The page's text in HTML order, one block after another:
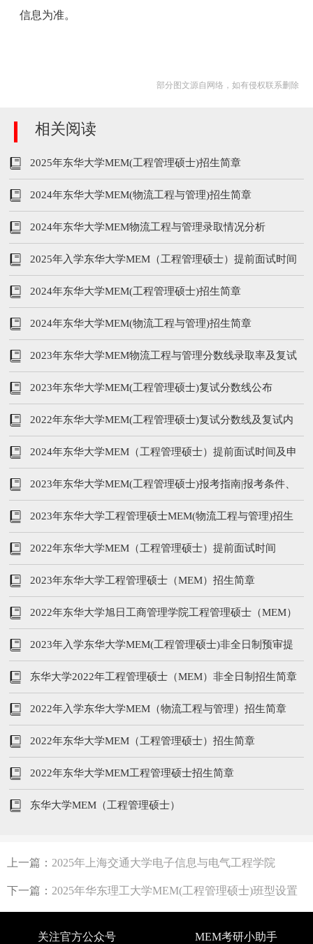
信息为准。
部分图文源自网络，如有侵权联系删除
相关阅读
2025年东华大学MEM(工程管理硕士)招生简章
2024年东华大学MEM(物流工程与管理)招生简章
2024年东华大学MEM物流工程与管理录取情况分析
2025年入学东华大学MEM（工程管理硕士）提前面试时间
发布
2024年东华大学MEM(工程管理硕士)招生简章
2024年东华大学MEM(物流工程与管理)招生简章
2023年东华大学MEM物流工程与管理分数线录取率及复试
内容
2023年东华大学MEM(工程管理硕士)复试分数线公布
2022年东华大学MEM(工程管理硕士)复试分数线及复试内
容
2024年东华大学MEM（工程管理硕士）提前面试时间及申
请入口
2023年东华大学MEM(工程管理硕士)报考指南|报考条件、
学费、提前面试
2023年东华大学工程管理硕士MEM(物流工程与管理)招生
简章
2022年东华大学MEM（工程管理硕士）提前面试时间
2023年东华大学工程管理硕士（MEM）招生简章
2022年东华大学旭日工商管理学院工程管理硕士（MEM）
招生简章
2023年入学东华大学MEM(工程管理硕士)非全日制预审提
前面试时间表
东华大学2022年工程管理硕士（MEM）非全日制招生简章
2022年入学东华大学MEM（物流工程与管理）招生简章
2022年东华大学MEM（工程管理硕士）招生简章
2022年东华大学MEM工程管理硕士招生简章
东华大学MEM（工程管理硕士）
上一篇： 2025年上海交通大学电子信息与电气工程学院
MEM(工程管理硕士)招生简章
下一篇： 2025年华东理工大学MEM(工程管理硕士)班型设置
及报考条件
关注官方公众号 MEM考研小助手